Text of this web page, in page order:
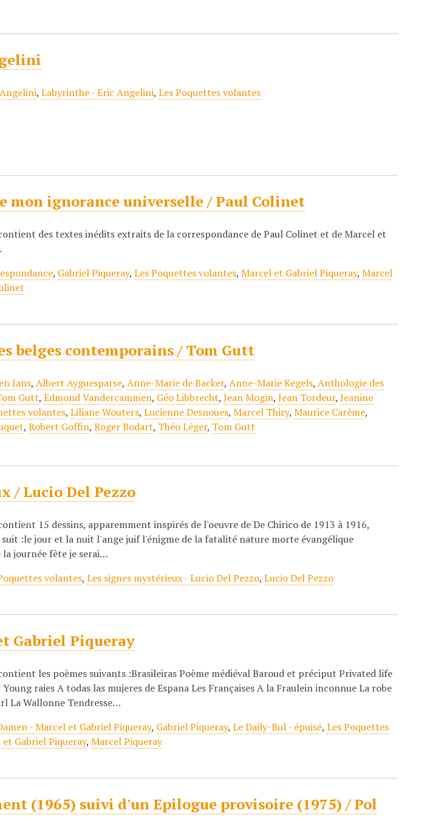
,Labyrinthe - Eric Angelini,Les Poquettes volantes
mon ignorance universelle / Paul Colinet
des textes inédits extraits de la correspondance de Paul Colinet et de Marcel et
, Gabriel Piqueray,Les Poquettes volantes,Marcel et Gabriel Piqueray,Marcel
belges contemporains / Tom Gutt
Jans,Albert Ayguesparse,Anne-Marie de Backer,Anne-Marie Kegels,Anthologie des
Gutt,Edmond Vandercammen, Géo Libbrecht,Jean Mogin,Jean Tordeur,Jeanine
volantes,Liliane Wouters,Lucienne Desnoues,Marcel Thiry,Maurice Carême,
,Robert Goffin,Roger Bodart, Théo Léger, Tom Gutt
/ Lucio Del Pezzo
15 dessins, apparemment inspirés de l'oeuvre de De Chirico de 1913 à 1916,
:le jour et la nuit l'ange juif l'énigme de la fatalité nature morte évangélique
journée fête je serai…
volantes,Les signes mystérieux - Lucio Del Pezzo,Lucio Del Pezzo
Gabriel Piqueray
les poèmes suivants :Brasileiras Poème médiéval Baroud et préciput Privated life
raies A todas las mujeres de Espana Les Françaises A la Fraulein inconnue La robe
La Wallonne Tendresse…
- Marcel et Gabriel Piqueray, Gabriel Piqueray,Le Daily-Bul - épuisé,Les Poquettes
Gabriel Piqueray,Marcel Piqueray
(1965) suivi d'un Epilogue provisoire (1975) / Pol